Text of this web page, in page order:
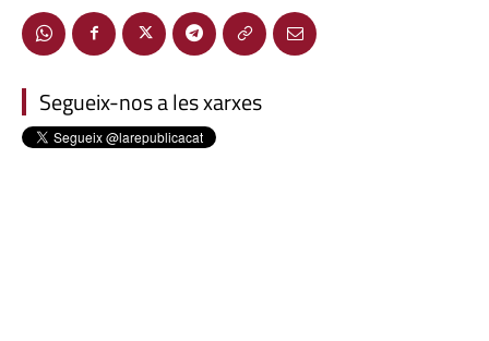
Segueix-nos a les xarxes